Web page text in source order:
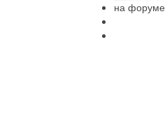
на форуме